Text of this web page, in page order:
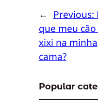
← Previous:
que meu
xixi na minha
cama?
Popular